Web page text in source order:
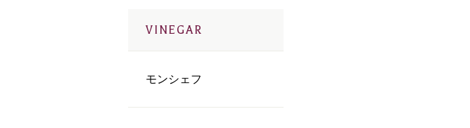
VINEGAR
モンシェフ